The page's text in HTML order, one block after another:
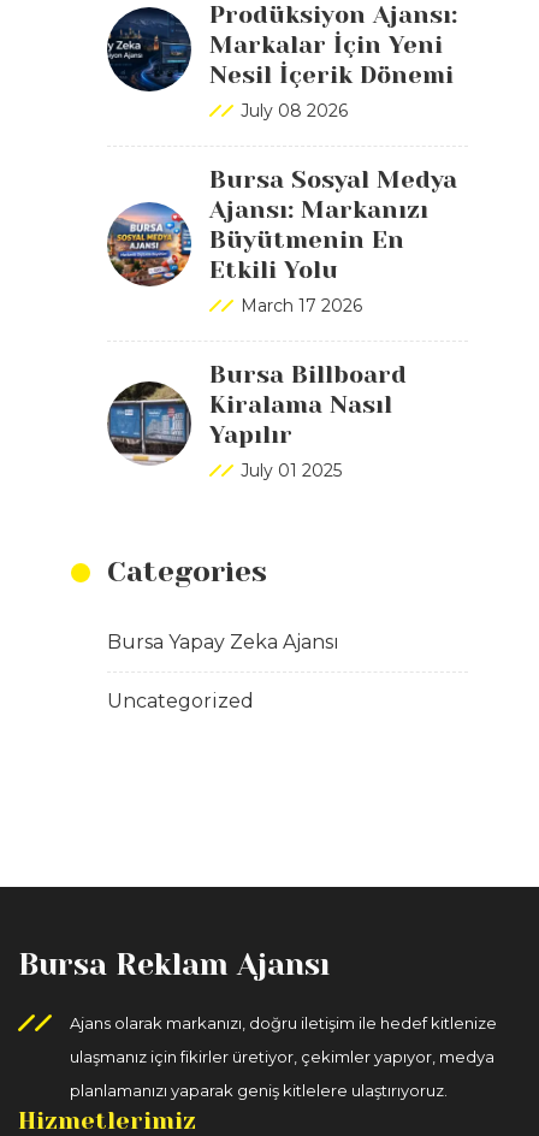
Prodüksiyon Ajansı:
Markalar İçin Yeni
Nesil İçerik Dönemi
July 08 2026
Bursa Sosyal Medya
Ajansı: Markanızı
Büyütmenin En
Etkili Yolu
March 17 2026
Bursa Billboard
Kiralama Nasıl
Yapılır
July 01 2025
Categories
Bursa Yapay Zeka Ajansı
Uncategorized
Bursa Reklam Ajansı
Ajans olarak markanızı, doğru iletişim ile hedef kitlenize
ulaşmanız için fikirler üretiyor, çekimler yapıyor, medya
planlamanızı yaparak geniş kitlelere ulaştırıyoruz.
Hizmetlerimiz